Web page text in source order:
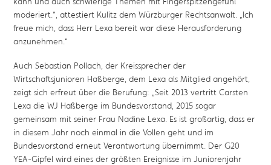
moderiert.“, attestiert Kulitz dem Würzburger Rechtsanwalt. „Ich
freue mich, dass Herr Lexa bereit war diese Herausforderung
anzunehmen.“
Auch Sebastian Pollach, der Kreissprecher der
Wirtschaftsjunioren Haßberge, dem Lexa als Mitglied angehört,
zeigt sich erfreut über die Berufung: „Seit 2013 vertritt Carsten
Lexa die WJ Haßberge im Bundesvorstand, 2015 sogar
gemeinsam mit seiner Frau Nadine Lexa. Es ist großartig, dass er
in diesem Jahr noch einmal in die Vollen geht und im
Bundesvorstand erneut Verantwortung übernimmt. Der G20
YEA-Gipfel wird eines der größten Ereignisse im Juniorenjahr